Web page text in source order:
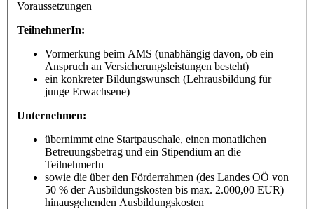
Voraussetzungen
TeilnehmerIn:
Vormerkung beim AMS (unabhängig davon, ob ein
Anspruch an Versicherungsleistungen besteht)
ein konkreter Bildungswunsch (Lehrausbildung für
junge Erwachsene)
Unternehmen:
übernimmt eine Startpauschale, einen monatlichen
Betreuungsbetrag und ein Stipendium an die
TeilnehmerIn
sowie die über den Förderrahmen (des Landes OÖ von
50 % der Ausbildungskosten bis max. 2.000,00 EUR)
hinausgehenden Ausbildungskosten